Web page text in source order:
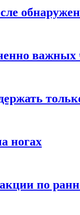
важных
ногах
по